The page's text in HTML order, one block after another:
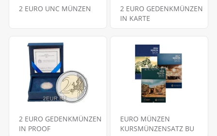
2 EURO UNC MÜNZEN
2 EURO GEDENKMÜNZEN
IN KARTE
2 EURO GEDENKMÜNZEN
IN PROOF
EURO MÜNZEN
KURSMÜNZENSATZ BU